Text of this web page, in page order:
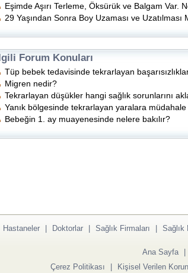
Eşimde Aşırı Terleme, Öksürük ve Balgam Var.
29 Yaşından Sonra Boy Uzaması ve Uzatılması
İlgili Forum Konuları
Tüp bebek tedavisinde tekrarlayan
Migren nedir?
Tekrarlayan düşükler hangi sağlık sorunlarını
Yanık bölgesinde tekrarlayan yaralara
Bebeğin 1. ay muayenesinde nelere bakılır?
Hastaneler | Doktorlar | Sağlık Firmaları | Sağlık
Ana Sayfa
|
Çerez Politikası
| Kişisel Verilen